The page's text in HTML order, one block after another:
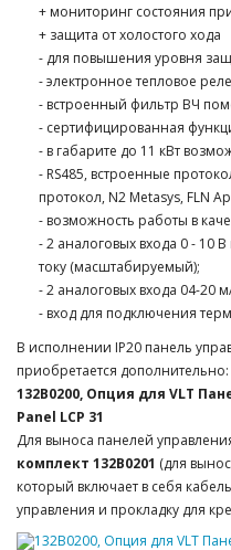
+ мониторинг состояния
+ защита от холостого хода
- для повышения уровня
- электронное тепловое
- встроенный фильтр ВЧ
- сертифицированная
- в габарите до 11 кВт
- RS485, встроенные
протокол, N2 Metasys, FLN
- возможность работы в
- 2 аналоговых входа 0 - 10
току (масштабируемый);
- 2 аналоговых входа 04-20
- вход для подключения
В исполнении IP20 панель
приобретается дополнительно:
132B0200, Опция для VLT
Panel LCP 31
Для выноса панелей
комплект 132B0201 (для
который включает в себя
управления и прокладку для